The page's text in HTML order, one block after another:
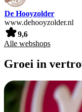
De Hooyzolder
www.dehooyzolder.nl
9,6
Alle webshops
Groei in